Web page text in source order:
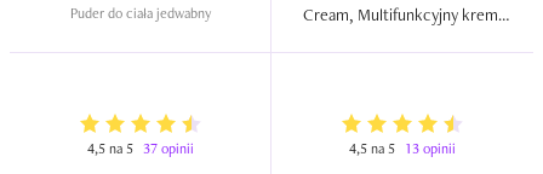
Puder do ciała jedwabny
Cream, Multifunkcyjny krem
4,5 na 5 37 opinii 4,5 na 5 13 opinii